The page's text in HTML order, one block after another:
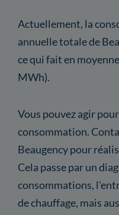
Actuellement, la
annuelle totale de
ce qui fait en
MWh).
Vous pouvez agir
consommation.
Beaugency pour
Cela passe par un
consommations,
de chauffage, mais